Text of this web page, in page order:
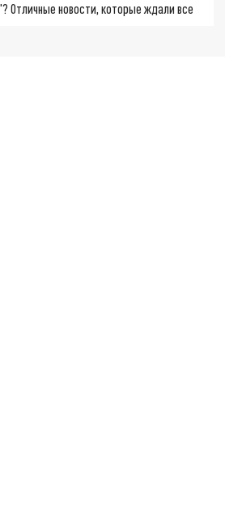
Отличные новости, которые ждали все